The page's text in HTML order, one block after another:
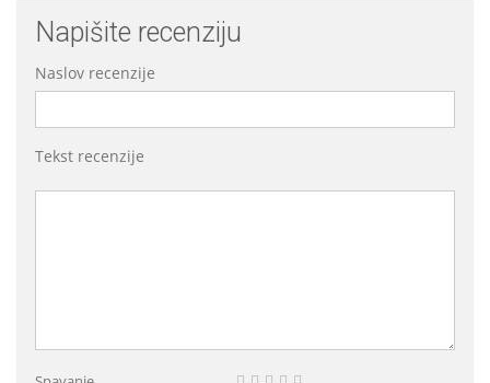
Napišite recenziju
Naslov recenzije
Tekst recenzije